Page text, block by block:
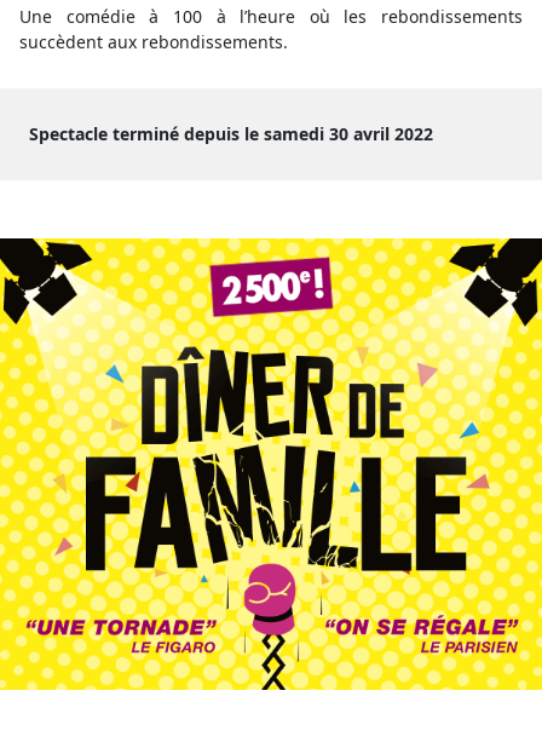
Une comédie à 100 à l’heure où les rebondissements
succèdent aux rebondissements.
Spectacle terminé depuis le samedi 30 avril 2022